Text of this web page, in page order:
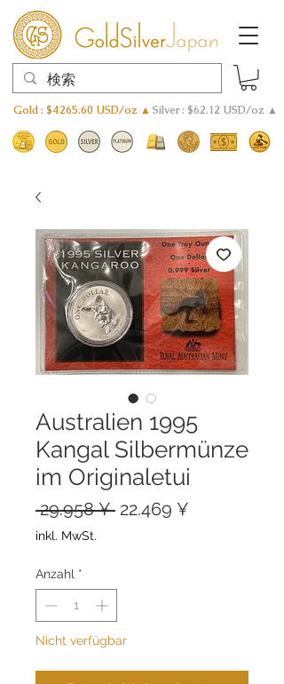
Gold : $4265.60 USD/oz ▲ Silver : $62.12 USD/oz ▲
Australien 1995
Kangal Silbermünze
im Originaletui
29.958 ¥ Standardpreis
22.469 ¥
inkl. MwSt.
Anzahl *
Nicht verfügbar